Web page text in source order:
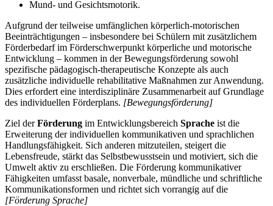
Mund- und Gesichtsmotorik.
Aufgrund der teilweise umfänglichen körperlich-motorischen
Beeinträchtigungen – insbesondere bei Schülern mit zusätzlichem
Förderbedarf im Förderschwerpunkt körperliche und motorische
Entwicklung – kommen in der Bewegungsförderung sowohl
spezifische pädagogisch-therapeutische Konzepte als auch
zusätzliche individuelle rehabilitative Maßnahmen zur Anwendung.
Dies erfordert eine interdisziplinäre Zusammenarbeit auf Grundlage
des individuellen Förderplans. [Bewegungsförderung]
Ziel derFörderung im Entwicklungsbereich Sprache ist die
Erweiterung der individuellen kommunikativen und sprachlichen
Handlungsfähigkeit. Sich anderen mitzuteilen, steigert die
Lebensfreude, stärkt das Selbstbewusstsein und motiviert, sich die
Umwelt aktiv zu erschließen. Die Förderung kommunikativer
Fähigkeiten umfasst basale, nonverbale, mündliche und schriftliche
Kommunikationsformen und richtet sich vorrangig auf die
[Förderung Sprache]